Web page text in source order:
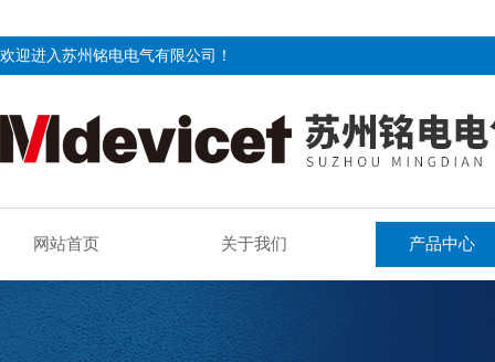
欢迎进入苏州铭电电气有限公司！
网站首页 关于我们 产品中心